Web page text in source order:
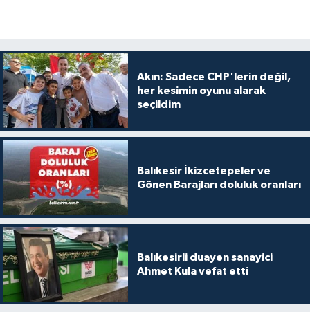
Akın: Sadece CHP'lerin değil,
her kesimin oyunu alarak
seçildim
Balıkesir İkizcetepeler ve
Gönen Barajları doluluk oranları
Balıkesirli duayen sanayici
Ahmet Kula vefat etti